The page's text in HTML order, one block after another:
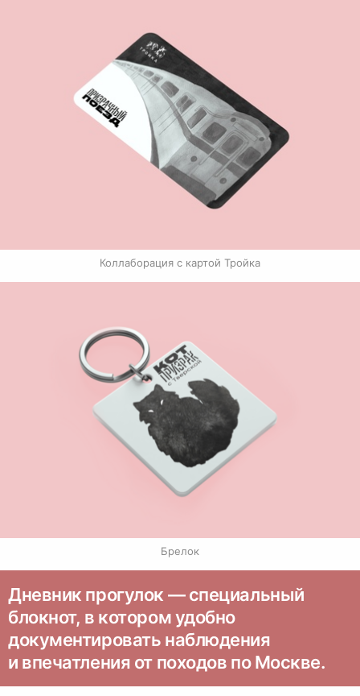
Коллаборация с картой Тройка
Брелок
Дневник прогулок — специальный
блокнот, в котором удобно
документировать наблюдения
и впечатления от походов по Москве.